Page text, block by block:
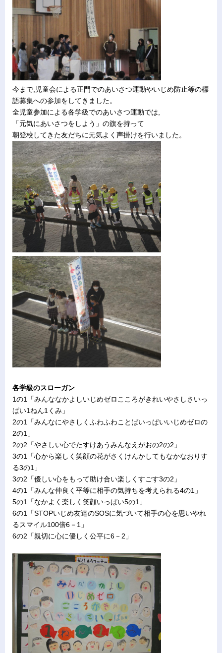
今まで,児童会による正門でのあいさつ運動やいじめ防止等の標
語募集への参加をしてきました。
全児童参加による各学級でのあいさつ運動では,
「元気にあいさつをしよう」の旗を持って
朝登校してきた友だちに元気よく声掛けを行いました。
各学級のスローガン
1の1「みんななかよしいじめゼロこころがきれいやさしさいっ
ぱい1ねん1くみ」
2の1「みんなにやさしくふわふわことばいっぱいいじめゼロの
2の1」
2の2「やさしい心でたすけあうみんなえがおの2の2」
3の1「心から楽しく笑顔の花がさくけんかしてもなかなおりす
る3の1」
3の2「優しい心をもって助け合い楽しくすごす3の2」
4の1「みんな仲良く平等に相手の気持ちを考えられる4の1」
5の1「なかよく楽しく笑顔いっぱい5の1」
6の1「STOPいじめ友達のSOSに気づいて相手の心を思いやれ
るスマイル100倍6－1」
6の2「親切に心に優しく公平に6－2」